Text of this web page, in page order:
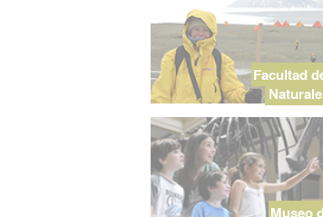
Facultad
Museo